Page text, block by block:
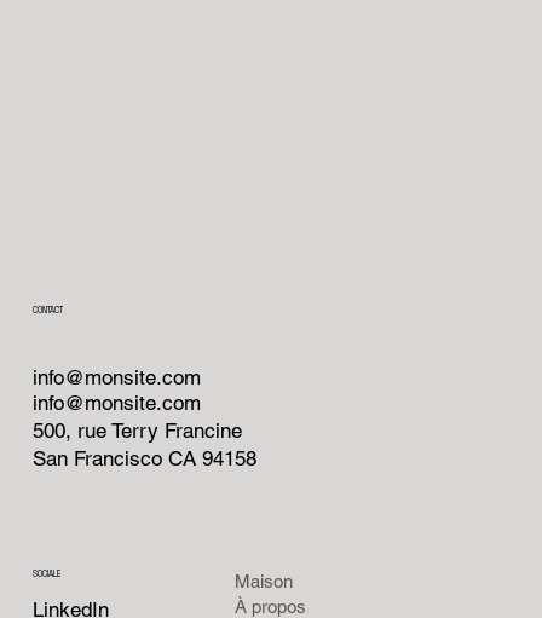
CONTACT
info@monsite.com
info@monsite.com
500, rue Terry Francine
San Francisco CA 94158
SOCIALE
LinkedIn
Maison
À propos